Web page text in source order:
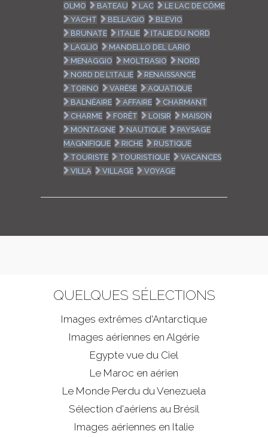
OLMO
BATEAU LAC
LE LAC DE CÔME
YACHT
BELLAGIO
BLEVIO
BRUNATE
ITALIE
ITALIE DU NORD
LAGLIO
MANDELLO DEL LARIO
MENAGGIO
MOLTRASIO
NORD
NORD DE L'ITALIE
RENAISSANCE
TORNO
VARÈSE
AQUATIQUE
BALNÉAIRE
AFFAIRE
CHARMANT
CHARME
FORÊT LOISIR
MAISON
MONTAGNE
NAUTIQUE
PAYSAGE
MAGNIFIQUE
RICHE
RUSTIQUE
TOURISTE
TOURISTIQUE
VACANCES
VILLA
VILLAGE VOYAGE
QUELQUES SÉLECTIONS
Images extrêmes d'Antarctique
Images aériennes en Algérie
Egypte vue du Ciel
Le Maroc en aérien
Le Monde Perdu du Venezuela
Sélection d'aériens au Brésil
Images aériennes en Italie